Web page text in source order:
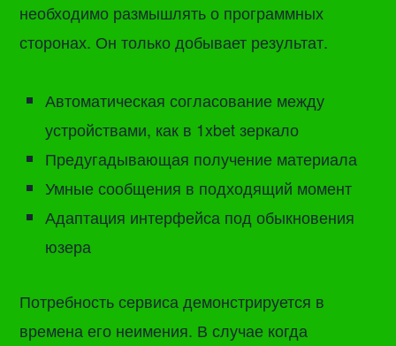
необходимо размышлять о программных
сторонах. Он только добывает результат.
Автоматическая согласование между
устройствами, как в 1xbet зеркало
Предугадывающая получение материала
Умные сообщения в подходящий момент
Адаптация интерфейса под обыкновения
юзера
Потребность сервиса демонстрируется в
времена его неимения. В случае когда